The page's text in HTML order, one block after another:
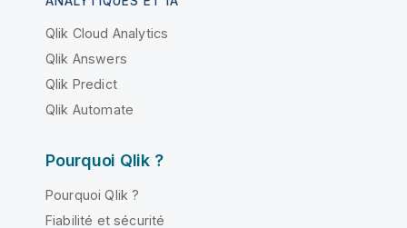
Qlik Cloud Analytics
Qlik Answers
Qlik Predict
Qlik Automate
Pourquoi Qlik ?
Pourquoi Qlik ?
Fiabilité et sécurité